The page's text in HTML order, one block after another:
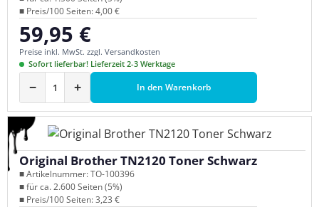
■ Preis/100 Seiten: 4,00 €
Regulärer Preis:
59,95 €
Preise inkl. MwSt. zzgl. Versandkosten
Sofort lieferbar! Lieferzeit 2-3 Werktage
− + In den Warenkorb
Original Brother TN2120 Toner Schwarz
■ Artikelnummer: TO-100396
■ für ca. 2.600 Seiten (5%)
■ Preis/100 Seiten: 3,23 €